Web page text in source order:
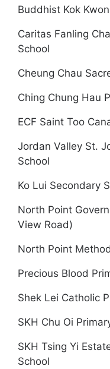
Buddhist Kok
Caritas Fanling
School
Cheung Chau
Ching Chung Hau
ECF Saint Too
Jordan Valley St.
School
Ko Lui Secondary
North Point
View Road)
North Point
Precious Blood
Shek Lei Catholic
SKH Chu Oi
SKH Tsing Yi
School